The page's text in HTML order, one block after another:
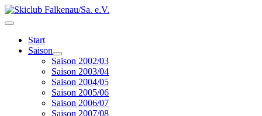
Start
Saison
Saison 2002/03
Saison 2003/04
Saison 2004/05
Saison 2005/06
Saison 2006/07
Saison 2007/08